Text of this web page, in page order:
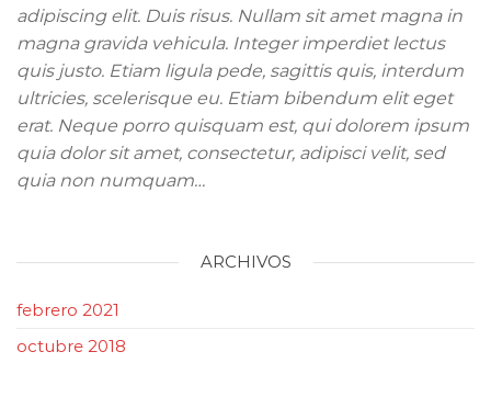
adipiscing elit. Duis risus. Nullam sit amet magna in
magna gravida vehicula. Integer imperdiet lectus
quis justo. Etiam ligula pede, sagittis quis, interdum
ultricies, scelerisque eu. Etiam bibendum elit eget
erat. Neque porro quisquam est, qui dolorem ipsum
quia dolor sit amet, consectetur, adipisci velit, sed
quia non numquam…
ARCHIVOS
febrero 2021
octubre 2018